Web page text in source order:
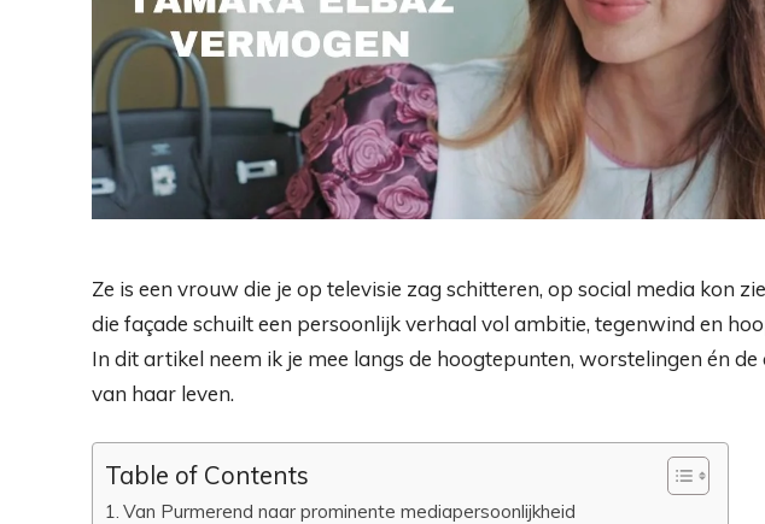
Ze is een vrouw die je op televisie zag schitteren, op social media kon
die façade schuilt een persoonlijk verhaal vol ambitie, tegenwind en
In dit artikel neem ik je mee langs de hoogtepunten, worstelingen én
van haar leven.
Table of Contents
Van Purmerend naar prominente mediapersoonlijkheid